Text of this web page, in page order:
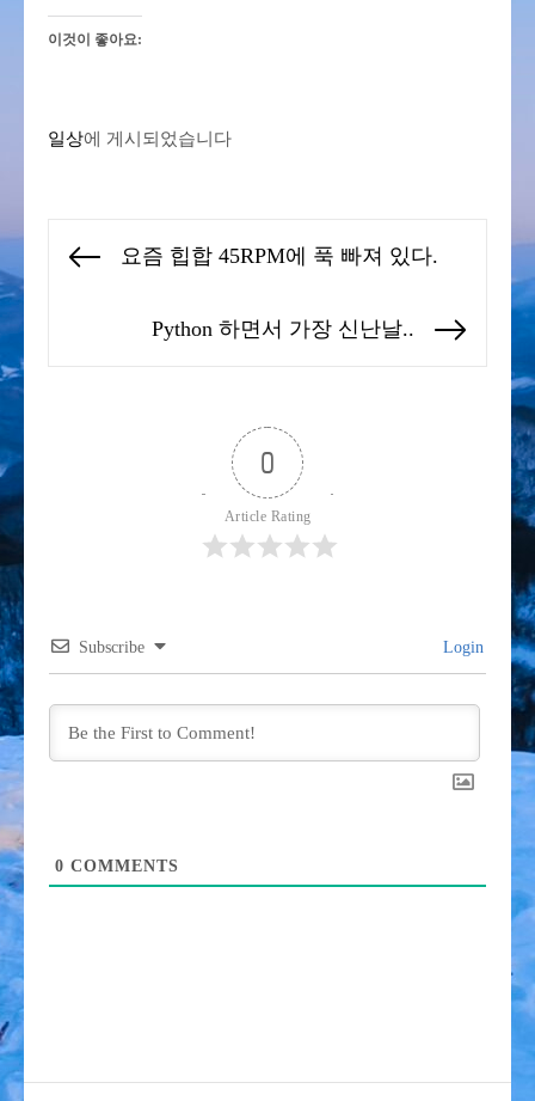
이것이 좋아요:
일상에 게시되었습니다
Previous
요즘 힙합 45RPM에 푹 빠져 있다.
post:
Python 하면서 가장 신난날..
0
Article Rating
Subscribe Login
0 COMMENTS